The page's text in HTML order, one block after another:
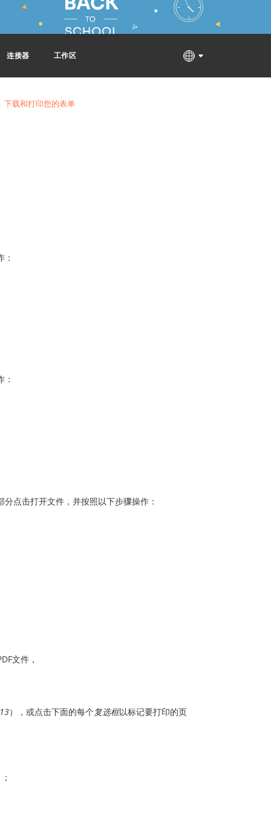
连接器 工作区
下载和打印您的表单
分点击打开文件，并按照以下步骤操作：
文件，
），或点击下面的每个复选框以标记要打印的页